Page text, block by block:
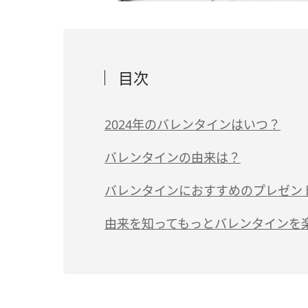
目次
2024年のバレンタインはいつ？
バレンタインの由来は？
バレンタインにおすすめのプレゼン
由来を知ってもっとバレンタインを